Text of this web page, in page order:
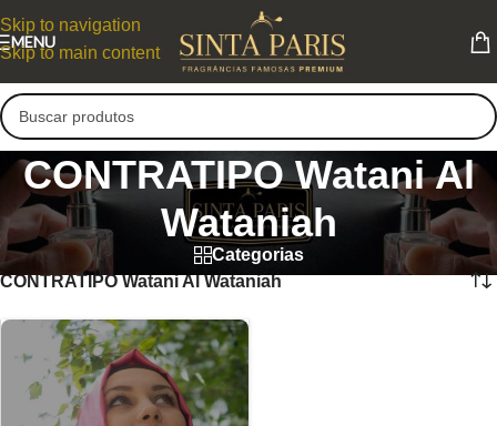
Skip to navigation
Skip to main content
MENU
CONTRATIPO Watani Al
Wataniah
Categorias
CONTRATIPO Watani Al Wataniah